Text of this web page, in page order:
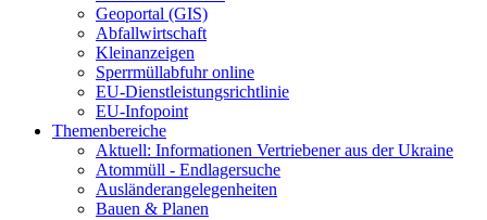
Geoportal (GIS)
Abfallwirtschaft
Kleinanzeigen
Sperrmüllabfuhr online
EU-Dienstleistungsrichtlinie
EU-Infopoint
Themenbereiche
Aktuell: Informationen Vertriebener aus der Ukraine
Atommüll - Endlagersuche
Ausländerangelegenheiten
Bauen & Planen